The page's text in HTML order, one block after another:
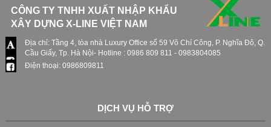
Máy nước nóng bơm nhiệt PANZER PZ-
316KA
Model: PZ-316KA
Công xuất: 26.36 KW
Máy nước nóng bơm nhiệt PANZER PZ-
660HAP
CÔNG TY TNHH XUẤT NHẬP KHẨU
XÂY DỰNG X-LINE VIỆT NAM
Địa chỉ: Tầng 4, tòa nhà Luxury Office số 59 Võ Chí Công, P. Nghĩa Đô, Q.
Cầu Giấy, Tp. Hà Nội- Hotline : 0986 809 811 - 0983804085
Điện thoại: 0986809811
DỊCH VỤ HỖ TRỢ